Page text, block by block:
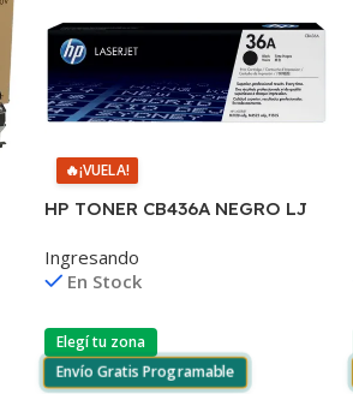
🔥¡VUELA!
HP TONER CB436A NEGRO LJ
COPIAS
Ingresando
En Stock
Elegí tu zona
Envío Gratis Programable